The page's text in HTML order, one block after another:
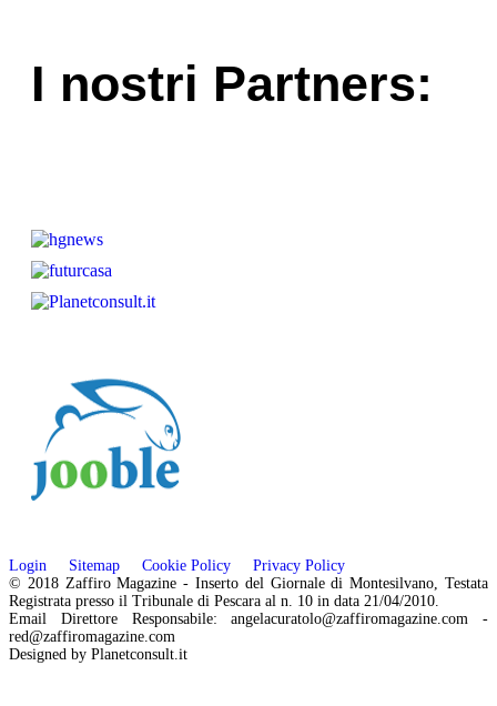
I nostri Partners:
Login Sitemap Cookie Policy
Privacy Policy
© 2018 Zaffiro Magazine - Inserto del Giornale di Montesilvano, Testata
Registrata presso il Tribunale di Pescara al n. 10 in data 21/04/2010.
Email Direttore Responsabile: angelacuratolo@zaffiromagazine.com -
red@zaffiromagazine.com
Designed by Planetconsult.it